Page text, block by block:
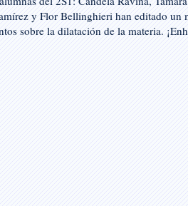
y Flor Bellinghieri han editado un
sobre la dilatación de la materia.